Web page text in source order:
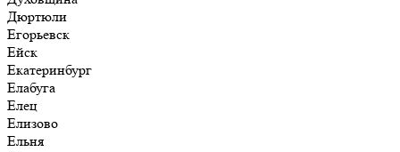
Дюртюли
Егорьевск
Ейск
Екатеринбург
Елабуга
Елец
Елизово
Ельня